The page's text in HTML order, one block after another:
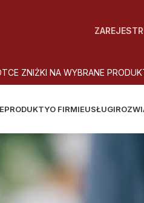
TCE ZNIŻKI NA WYBRANE PRODUK
PRODUKTYO FIRMIEUSŁUGI